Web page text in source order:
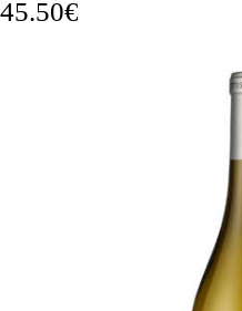
45.50€